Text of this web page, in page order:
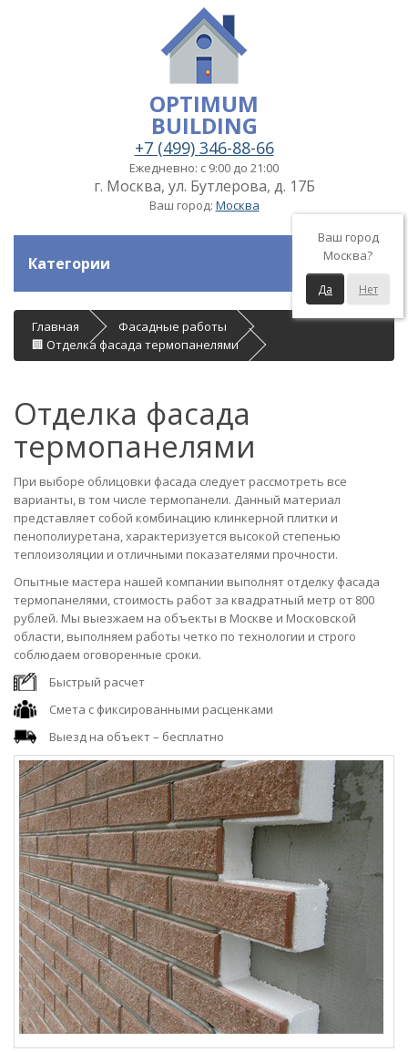
OPTIMUM
BUILDING
+7 (499) 346-88-66
Ежедневно: с 9:00 до 21:00
г. Москва, ул. Бутлерова, д. 17Б
Ваш город: Москва
Ваш город
Москва?
Да Нет
Категории
Главная
Фасадные работы
🏢 Отделка фасада термопанелями
Отделка фасада
термопанелями
При выборе облицовки фасада следует рассмотреть все
варианты, в том числе термопанели. Данный материал
представляет собой комбинацию клинкерной плитки и
пенополиуретана, характеризуется высокой степенью
теплоизоляции и отличными показателями прочности.
Опытные мастера нашей компании выполнят отделку фасада
термопанелями, стоимость работ за квадратный метр от 800
рублей. Мы выезжаем на объекты в Москве и Московской
области, выполняем работы четко по технологии и строго
соблюдаем оговоренные сроки.
Быстрый расчет
Смета с фиксированными расценками
Выезд на объект – бесплатно